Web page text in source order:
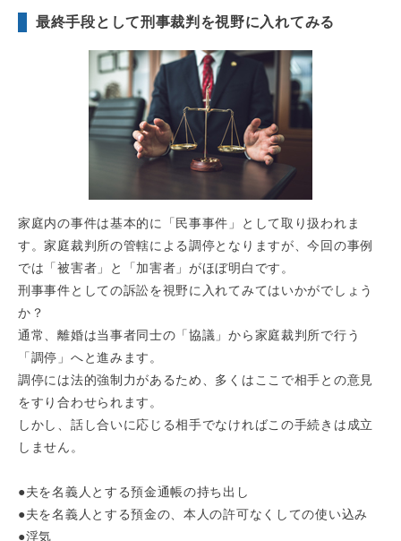
最終手段として刑事裁判を視野に入れてみる
家庭内の事件は基本的に「民事事件」として取り扱われま
す。家庭裁判所の管轄による調停となりますが、今回の事例
では「被害者」と「加害者」がほぼ明白です。
刑事事件としての訴訟を視野に入れてみてはいかがでしょう
か？
通常、離婚は当事者同士の「協議」から家庭裁判所で行う
「調停」へと進みます。
調停には法的強制力があるため、多くはここで相手との意見
をすり合わせられます。
しかし、話し合いに応じる相手でなければこの手続きは成立
しません。
●夫を名義人とする預金通帳の持ち出し
●夫を名義人とする預金の、本人の許可なくしての使い込み
●浮気